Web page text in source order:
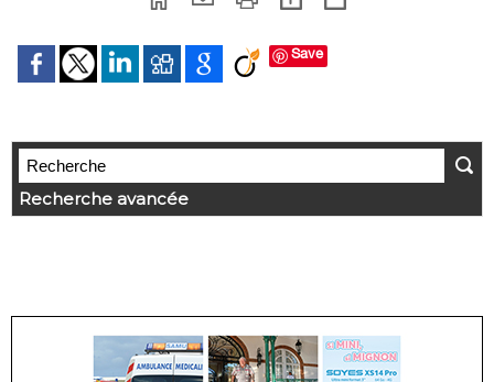
Save
Recherche avancée